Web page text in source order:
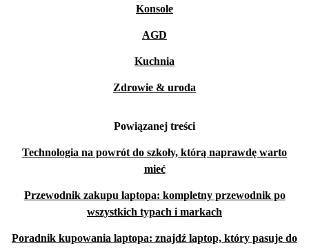
Konsole
AGD
Kuchnia
Zdrowie & uroda
Powiązanej treści
Technologia na powrót do szkoły, którą naprawdę warto
mieć
Przewodnik zakupu laptopa: kompletny przewodnik po
wszystkich typach i markach
Poradnik kupowania laptopa: znajdź laptop, który pasuje do